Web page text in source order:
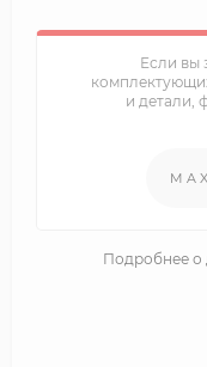
Если вы
и детали,
MAX
Подробнее о